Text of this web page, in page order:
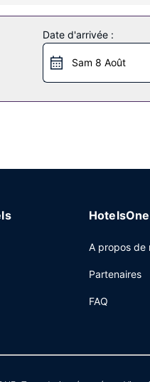
(une piscine couverte par
automatique de
un délicieux restaurant,
Date d'arrivée :
Sam 8 Août
HotelsOne
A propos de
Partenaires
FAQ